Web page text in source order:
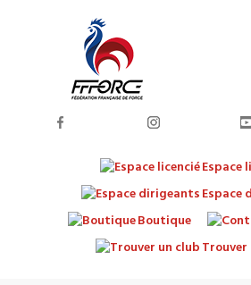
Espace
Espace
Boutique
Trouver